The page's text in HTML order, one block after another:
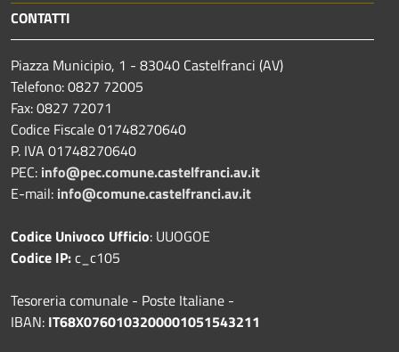
CONTATTI
Piazza Municipio, 1 - 83040 Castelfranci (AV)
Telefono: 0827 72005
Fax: 0827 72071
Codice Fiscale 01748270640
P. IVA 01748270640
PEC: info@pec.comune.castelfranci.av.it
E-mail: info@comune.castelfranci.av.it
Codice Univoco Ufficio: UUOGOE
Codice IP:c_c105
Tesoreria comunale - Poste Italiane -
IBAN: IT68X0760103200001051543211